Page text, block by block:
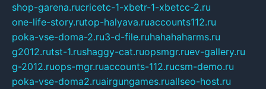
shop-garena.rucricetc-1-xbetr-1-xbetcc-2.ru
one-life-story.rutop-halyava.ruaccounts112.ru
poka-vse-doma-2.ru3-d-file.ruhahahaharms.ru
g2012.rutst-1.rushaggy-cat.ruopsmgr.ruev-gallery.ru
g-2012.ruops-mgr.ruaccounts-112.rucsm-demo.ru
poka-vse-doma2.ruairgungames.ruallseo-host.ru